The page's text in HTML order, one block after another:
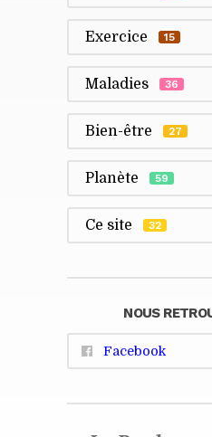
Exercice 15
Maladies 36
Bien-être 27
Planète 59
Ce site 32
NOUS
Facebook